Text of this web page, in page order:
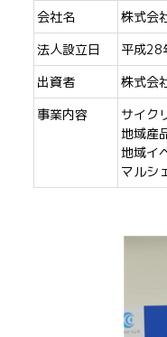
会社名
株式会
法人設立日
平成28
出資者
株式会
事業内容
サイク
地域産
地域イ
マルシ